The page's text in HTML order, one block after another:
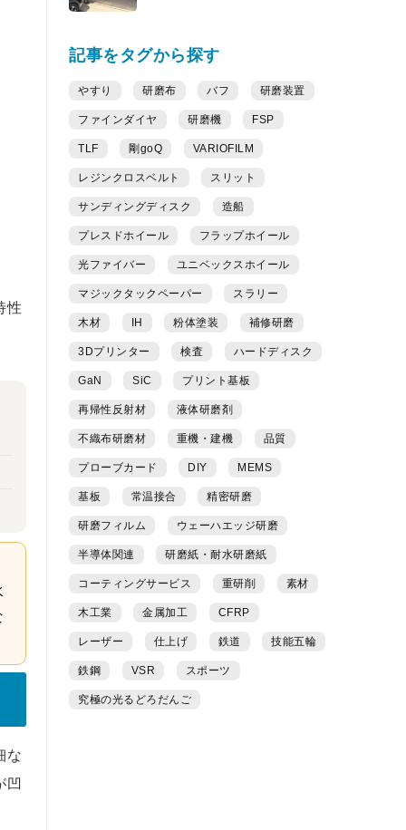
性
な
凹
記事をタグから探す
やすり 研磨布 バフ 研磨装置
ファインダイヤ 研磨機 FSP
TLF 剛goQ VARIOFILM
レジンクロスベルト スリット
サンディングディスク 造船
プレスドホイール フラップホイール
光ファイバー ユニベックスホイール
マジックタックペーパー スラリー
木材 IH 粉体塗装 補修研磨
3Dプリンター 検査 ハードディスク
GaN SiC プリント基板
再帰性反射材 液体研磨剤
不織布研磨材 重機・建機 品質
プローブカード DIY MEMS
基板 常温接合 精密研磨
研磨フィルム ウェーハエッジ研磨
半導体関連 研磨紙・耐水研磨紙
コーティングサービス 重研削 素材
木工業 金属加工 CFRP
レーザー 仕上げ 鉄道 技能五輪
鉄鋼 VSR スポーツ
究極の光るどろだんご